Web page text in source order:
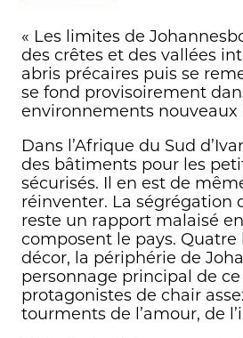
« Les limites de
des crêtes et des vallées
abris précaires puis se
se fond provisoirement
environnements nouveaux
Dans l’Afrique du Sud
des bâtiments pour les
sécurisés. Il en est de
réinventer. La ségrégation
reste un rapport malaisé
composent le pays.
décor, la périphérie de
personnage principal de
protagonistes de chair
tourments de l’amour, de